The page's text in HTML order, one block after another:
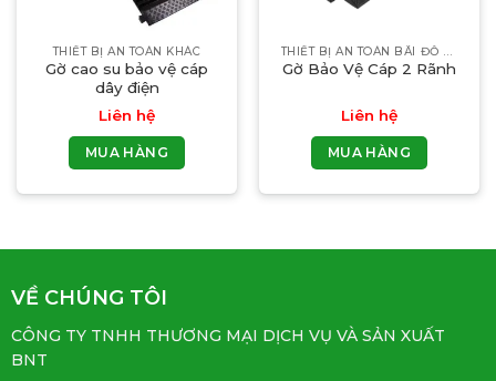
THIẾT BỊ AN TOÀN KHÁC
Gờ cao su bảo vệ cáp
dây điện
Liên hệ
MUA HÀNG
THIẾT BỊ AN TOÀN BÃI ĐỖ XE
Gờ Bảo Vệ Cáp 2 Rãnh
Liên hệ
MUA HÀNG
VỀ CHÚNG TÔI
CÔNG TY TNHH THƯƠNG MẠI DỊCH VỤ VÀ SẢN XUẤT
BNT